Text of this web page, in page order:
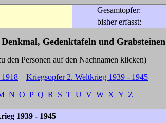
Gesamtopfer:
bisher erfasst:
Gedenktafeln und Grabsteinen
auf den Nachnamen klicken)
Kriegsopfer 2. Weltkrieg 1939 - 1945
N O P Q R S T U V W X Y Z
1939 - 1945